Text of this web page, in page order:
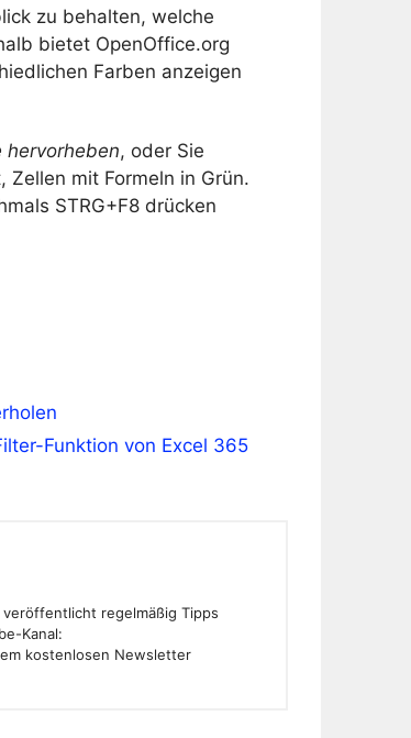
zu behalten, welche
bietet OpenOffice.org
Farben anzeigen
hervorheben, oder Sie
Zellen mit Formeln in Grün.
STRG+F8 drücken
Funktion von Excel 365
regelmäßig Tipps
Kanal:
kostenlosen Newsletter